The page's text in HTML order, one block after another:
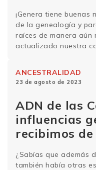
¡Genera tiene
de la genealogía y
raíces de manera aún
actualizado nuestra
Además, se han
y grupos
ANCESTRALIDAD
23 de agosto de 2023
ADN de las
influencias
recibimos
¿Sabías que además
también había otras